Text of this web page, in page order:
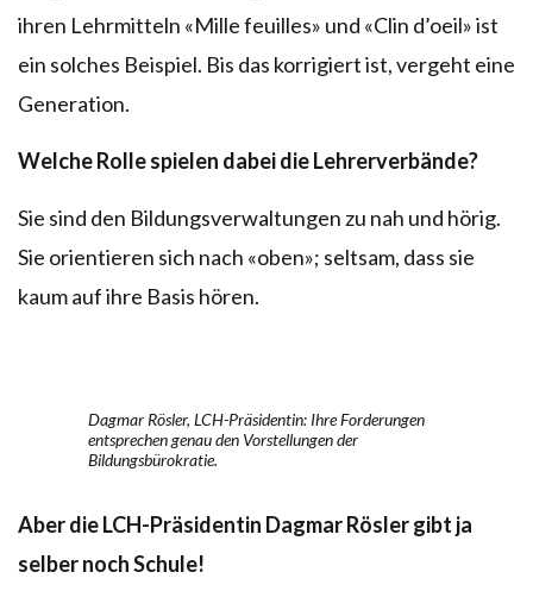
ihren Lehrmitteln «Mille feuilles» und «Clin d’oeil» ist
ein solches Beispiel. Bis das korrigiert ist, vergeht eine
Generation.
Welche Rolle spielen dabei die Lehrerverbände?
Sie sind den Bildungsverwaltungen zu nah und hörig.
Sie orientieren sich nach «oben»; seltsam, dass sie
kaum auf ihre Basis hören.
Dagmar Rösler, LCH-Präsidentin: Ihre Forderungen
entsprechen genau den Vorstellungen der
Bildungsbürokratie.
Aber die LCH-Präsidentin Dagmar Rösler gibt ja
selber noch Schule!